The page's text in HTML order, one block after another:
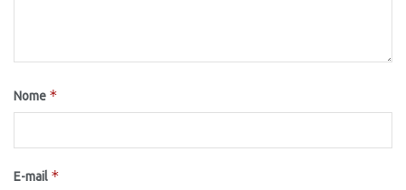
Nome *
E-mail *